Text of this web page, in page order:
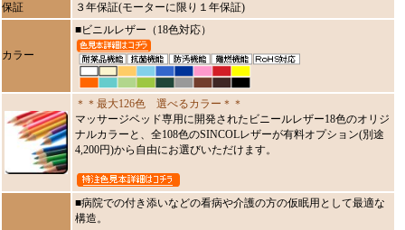
保証
３年保証(モーターに限り１年保証)
カラー
■ビニルレザー（18色対応）
＊＊最大126色 選べるカラー＊＊
マッサージベッド専用に開発されたビニールレザー18色のオリジ
ナルカラーと、全108色のSINCOLレザーが有料オプション(別途
4,200円)から自由にお選びいただけます。
■病院での付き添いなどの看病や介護の方の仮眠用として最適な
構造。